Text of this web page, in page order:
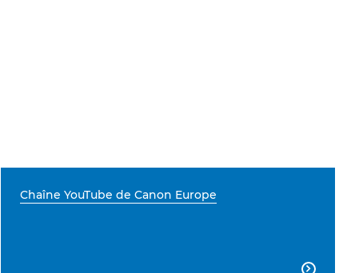
Chaîne YouTube de Canon Europe
